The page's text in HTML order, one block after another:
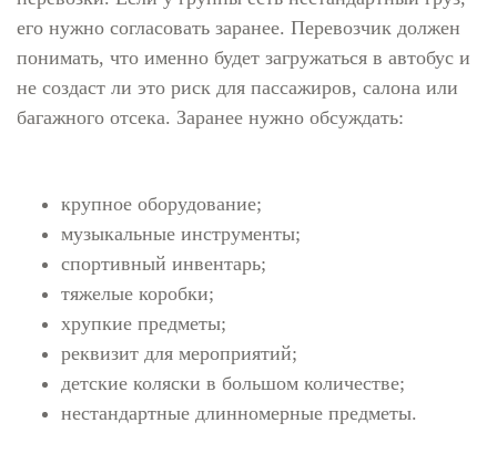
его нужно согласовать заранее. Перевозчик должен
понимать, что именно будет загружаться в автобус и
не создаст ли это риск для пассажиров, салона или
багажного отсека. Заранее нужно обсуждать:
крупное оборудование;
музыкальные инструменты;
спортивный инвентарь;
тяжелые коробки;
хрупкие предметы;
реквизит для мероприятий;
детские коляски в большом количестве;
нестандартные длинномерные предметы.